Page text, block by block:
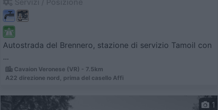
Autostrada del Brennero, stazione di servizio Tamoil con
...
Cavaion Veronese (VR) - 7.5km
A22 direzione nord, prima del casello Affi
1